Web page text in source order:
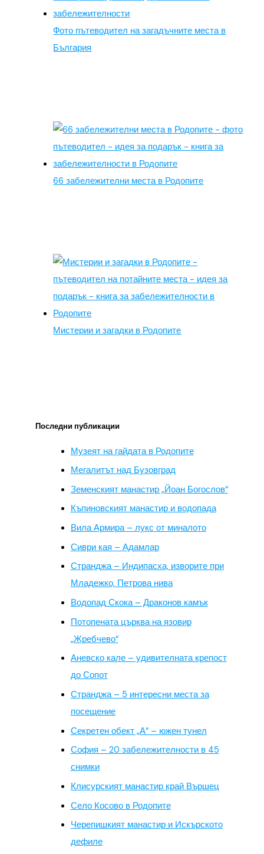
Фото пътеводител на загадъчните места в
България
66 забележителни места в Родопите
Мистерии и загадки в Родопите
Последни публикации
Музеят на гайдата в Родопите
Мегалитът над Бузовград
Земенският манастир „Йоан Богослов“
Къпиновският манастир и водопада
Вила Армира – лукс от миналото
Сиври кая – Адамлар
Странджа – Индипасха, изворите при
Младежко, Петрова нива
Водопад Скока – Драконов камък
Потопената църква на язовир
„Жребчево“
Аневско кале – удивителната крепост
до Сопот
Странджа – 5 интересни места за
посещение
Секретен обект „А“ – южен тунел
София – 20 забележителности в 45
снимки
Клисурският манастир край Вършец
Село Косово в Родопите
Черепишкият манастир и Искърското
дефиле